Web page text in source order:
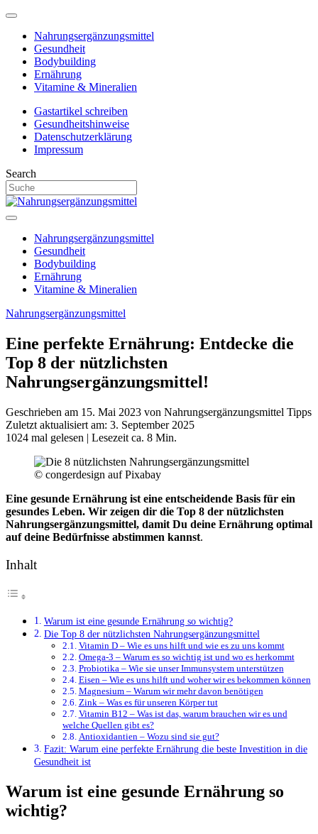
Nahrungsergänzungsmittel
Gesundheit
Bodybuilding
Ernährung
Vitamine & Mineralien
Gastartikel schreiben
Gesundheitshinweise
Datenschutzerklärung
Impressum
Search
Nahrungsergänzungsmittel
Gesundheit
Bodybuilding
Ernährung
Vitamine & Mineralien
Nahrungsergänzungsmittel
Eine perfekte Ernährung: Entdecke die
Top 8 der nützlichsten
Nahrungsergänzungsmittel!
Geschrieben am 15. Mai 2023 von Nahrungsergänzungsmittel Tipps
Zuletzt aktualisiert am: 3. September 2025
1024 mal gelesen | Lesezeit ca. 8 Min.
© congerdesign auf Pixabay
Eine gesunde Ernährung ist eine entscheidende Basis für ein
gesundes Leben. Wir zeigen dir die Top 8 der nützlichsten
Nahrungsergänzungsmittel, damit Du deine Ernährung optimal
auf deine Bedürfnisse abstimmen kannst.
Inhalt
Warum ist eine gesunde Ernährung so wichtig?
Die Top 8 der nützlichsten Nahrungsergänzungsmittel
Vitamin D – Wie es uns hilft und wie es zu uns kommt
Omega-3 – Warum es so wichtig ist und wo es herkommt
Probiotika – Wie sie unser Immunsystem unterstützen
Eisen – Wie es uns hilft und woher wir es bekommen können
Magnesium – Warum wir mehr davon benötigen
Zink – Was es für unseren Körper tut
Vitamin B12 – Was ist das, warum brauchen wir es und
welche Quellen gibt es?
Antioxidantien – Wozu sind sie gut?
Fazit: Warum eine perfekte Ernährung die beste Investition in die
Gesundheit ist
Warum ist eine gesunde Ernährung so
wichtig?